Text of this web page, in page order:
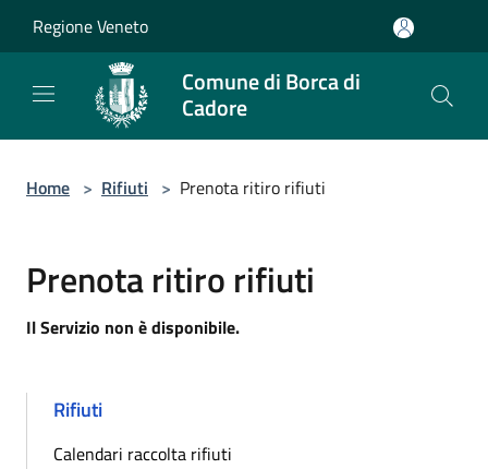
Regione Veneto
Comune di Borca di
Cadore
Home > Rifiuti > Prenota ritiro rifiuti
Prenota ritiro rifiuti
Il Servizio non è disponibile.
Rifiuti
Calendari raccolta rifiuti